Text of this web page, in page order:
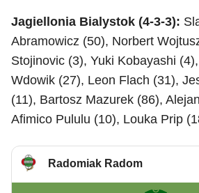
Jagiellonia Bialystok (4-3-3):
Abramowicz (50), Norbert
Stojinovic (3), Yuki Kobayashi
Wdowik (27), Leon Flach (31),
(11), Bartosz Mazurek (86),
Afimico Pululu (10), Louka Prip
Radomiak Radom